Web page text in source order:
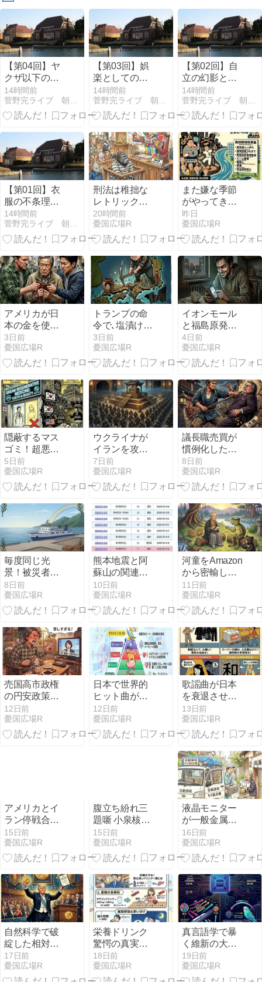
【第04回】ヤ
クザ以下の無
法を許すな：
公益通報者探
索の違法性
14時間前
【第03回】娯
楽としての政
治と中間層の
俗物根性
14時間前
【第02回】自
立の幻影と
「中立」とい
う自己保身
14時間前
【第01回】衣
服の不条理と
神戸の都市構
造分断
14時間前
菅野完ライブ 朝刊チェック 文字起こし
刑法は稚拙な
レトリック！
改善しないと
人類に未来な
し
20時間前
憂国広場R
また嫌な季節
がやってき
た！自民と朝
日とNHKが跋
扈する夏の甲
昨日
憂国広場R
アメリカが日
本の金を使っ
て中国に金融
戦争を仕掛け
たのが協調介
た
3日前
憂国広場R
トランプの命
令で､塩漬け米
国債を担保に
アメリカから
高利でドルを
民党政府
3日前
憂国広場R
イオンモール
と福島原発事
故の相関と流
言飛語やバッ
シングを煽る
4日前
憂国広場R
隠蔽するマス
ゴミ！超悪質
美容再生医療
と自民党韓国
ロビーとの関
5日前
憂国広場R
ウクライナが
イランを攻撃
し多国間戦争
に！第三次世
界大戦前夜
7日前
憂国広場R
議長職売買が
慣例化した福
岡県の気にな
る民度
8日前
憂国広場R
毎度同じ光
景！被災者対
応に自民党政
府が無策の真
相
8日前
憂国広場R
熊本地震と阿
蘇山の関連性
について
10日前
憂国広場R
河童をAmazon
から密輸して
日本の河川に
放流したらど
うなるか？
11日前
憂国広場R
売国高市政権
の円安政策で
大豆コーヒー
を飲むはめに
なった日本人
12日前
憂国広場R
日本で世界的
ヒット曲が出
ない理由と世
界的ヒット曲
の製作法解明
12日前
憂国広場R
歌謡曲が日本
を衰退させ自
民党の腐敗を
助長していた
と判明
13日前
憂国広場R
アメリカとイ
ラン停戦合意
後の戦闘再開
は生成AIが原
因だった！
15日前
憂国広場R
腹立ち紛れ三
題噺 小泉核武
装・高市円安
促進・NHK世
論操作捏造
15日前
憂国広場R
液晶モニター
が一般金属ゴ
ミで捨てられ
ない原因の総
ては国賊自民
国奴による構
造利権腐敗だ
った
16日前
憂国広場R
自然科学で破
綻した相対性
理論が社会科
学で復活！ア
ベノミクスが
17日前
憂国広場R
栄養ドリンク
驚愕の真実！
50円も5000円
も効果に大差
なし
18日前
憂国広場R
真言語学で暴
く維新の大阪
副都心虚偽
19日前
憂国広場R